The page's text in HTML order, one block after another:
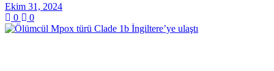
Ekim 31, 2024
0
0